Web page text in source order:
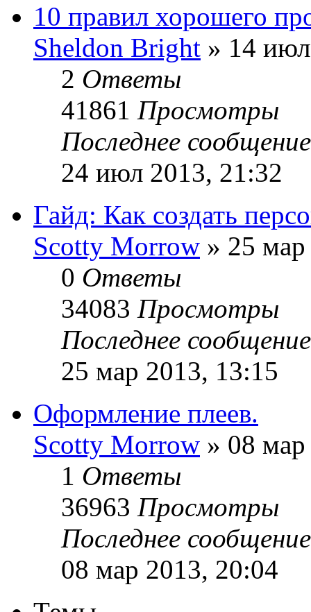
10 правил хорошего
Sheldon Bright » 14
2 Ответы
41861 Просмотры
Последнее
24 июл 2013, 21:32
Гайд: Как создать
Sсotty Morrow » 25
0 Ответы
34083 Просмотры
Последнее
25 мар 2013, 13:15
Оформление плеев.
Sсotty Morrow » 08
1 Ответы
36963 Просмотры
Последнее
08 мар 2013, 20:04